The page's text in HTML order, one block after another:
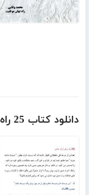
دانلود کتاب 25 راه برای ابراز عشق